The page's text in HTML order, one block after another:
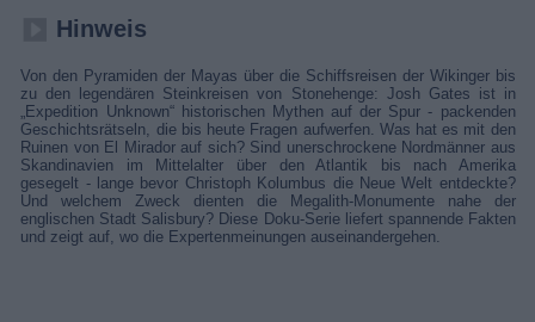
Hinweis
Von den Pyramiden der Mayas über die Schiffsreisen der Wikinger bis
zu den legendären Steinkreisen von Stonehenge: Josh Gates ist in
„Expedition Unknown“ historischen Mythen auf der Spur - packenden
Geschichtsrätseln, die bis heute Fragen aufwerfen. Was hat es mit den
Ruinen von El Mirador auf sich? Sind unerschrockene Nordmänner aus
Skandinavien im Mittelalter über den Atlantik bis nach Amerika
gesegelt - lange bevor Christoph Kolumbus die Neue Welt entdeckte?
Und welchem Zweck dienten die Megalith-Monumente nahe der
englischen Stadt Salisbury? Diese Doku-Serie liefert spannende Fakten
und zeigt auf, wo die Expertenmeinungen auseinandergehen.